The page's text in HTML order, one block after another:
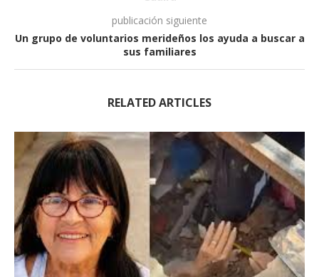
publicación siguiente
Un grupo de voluntarios merideños los ayuda a buscar a
sus familiares
RELATED ARTICLES